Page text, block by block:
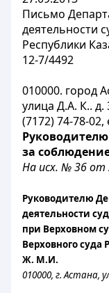
Письмо
деятельности
Республики
12-7/4492
010000. город
улица Д.А. К.. д.
(7172) 74-78-02,
за
На исх. № 36 от
Руководителю
деятельности
при Верховном
Верховного суда
Ж. М.И.
010000, г. Астана,